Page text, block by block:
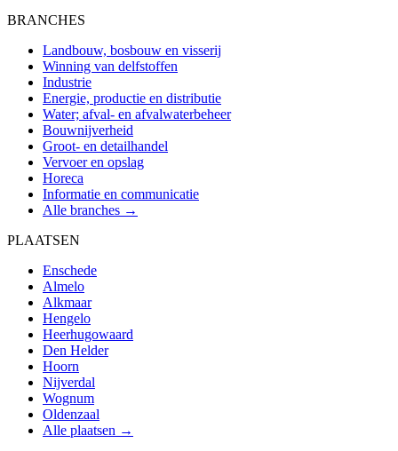
BRANCHES
Landbouw, bosbouw en visserij
Winning van delfstoffen
Industrie
Energie, productie en distributie
Water; afval- en afvalwaterbeheer
Bouwnijverheid
Groot- en detailhandel
Vervoer en opslag
Horeca
Informatie en communicatie
Alle branches →
PLAATSEN
Enschede
Almelo
Alkmaar
Hengelo
Heerhugowaard
Den Helder
Hoorn
Nijverdal
Wognum
Oldenzaal
Alle plaatsen →